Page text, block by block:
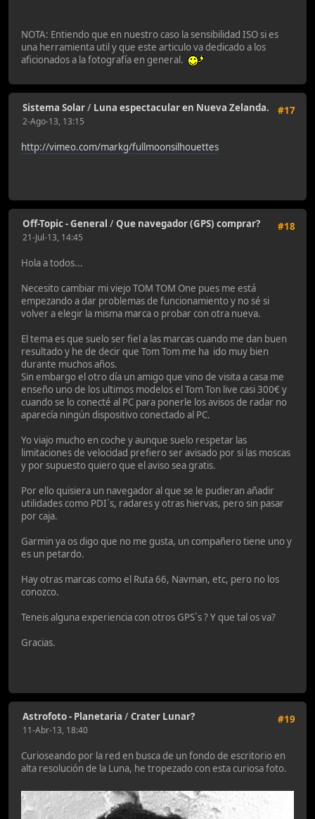
NOTA: Entiendo que en nuestro caso la sensibilidad ISO si es
una herramienta util y que este articulo va dedicado a los
aficionados a la fotografía en general.
#17
Sistema Solar/ Luna espectacular en Nueva Zelanda.
2-Ago-13, 13:15
http://vimeo.com/markg/fullmoonsilhouettes
#18
Off-Topic - General /Que navegador (GPS) comprar?
21-Jul-13, 14:45
Hola a todos...
Necesito cambiar mi viejo TOM TOM One pues me está
empezando a dar problemas de funcionamiento y no sé si
volver a elegir la misma marca o probar con otra nueva.
El tema es que suelo ser fiel a las marcas cuando me dan buen
resultado y he de decir que Tom Tom me ha ido muy bien
durante muchos años.
Sin embargo el otro día un amigo que vino de visita a casa me
enseño uno de los ultimos modelos el Tom Ton live casi 300€ y
cuando se lo conecté al PC para ponerle los avisos de radar no
aparecía ningún dispositivo conectado al PC.
Yo viajo mucho en coche y aunque suelo respetar las
limitaciones de velocidad prefiero ser avisado por si las moscas
y por supuesto quiero que el aviso sea gratis.
Por ello quisiera un navegador al que se le pudieran añadir
utilidades como PDI`s, radares y otras hiervas, pero sin pasar
por caja.
Garmin ya os digo que no me gusta, un compañero tiene uno y
es un petardo.
Hay otras marcas como el Ruta 66, Navman, etc, pero no los
conozco.
Teneis alguna experiencia con otros GPS`s ? Y que tal os va?
Gracias.
#19
Astrofoto - Planetaria /Crater Lunar?
11-Abr-13, 18:40
Curioseando por la red en busca de un fondo de escritorio en
alta resolución de la Luna, he tropezado con esta curiosa foto.